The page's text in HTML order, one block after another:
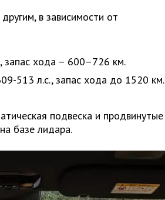
в зависимости от
запас хода – 600–726 км.
513 л.с., запас хода до 1520 км.
подвеска и продвинутые
базе лидара.